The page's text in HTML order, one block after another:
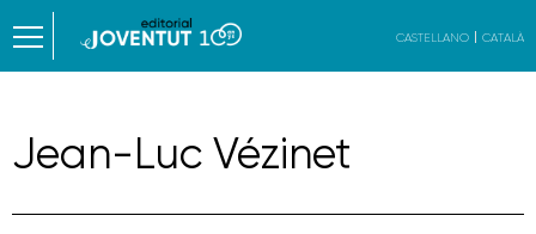
CASTELLANO CATALÀ
Jean-Luc Vézinet